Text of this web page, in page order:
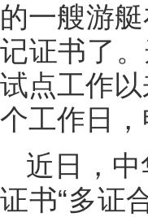
的一艘游
记证书了
试点工作
个工作日
近日，
证书“多证